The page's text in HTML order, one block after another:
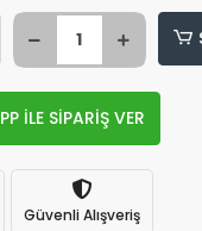
İLE SİPARİŞ VER
Güvenli Alışveriş